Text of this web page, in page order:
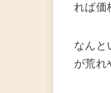
れば価
なんと
が荒れ